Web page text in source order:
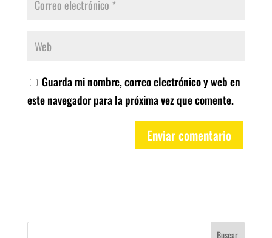
Guarda mi nombre, correo electrónico y web en
este navegador para la próxima vez que comente.